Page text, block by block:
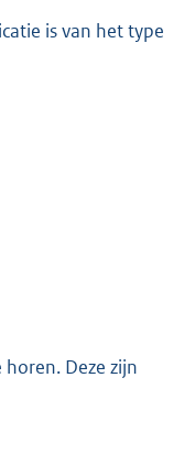
is van het type
Deze zijn